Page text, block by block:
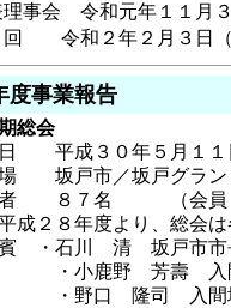
事会 令和元年１１月３
令和２年２月３日
度事業報告
総会
成３０年５月１１日
戸市／坂戸グラン
８７名 （会員
年度より、総会は各
石川 清 坂戸市市長
芳壽 入間地区退
隆司 入間地区